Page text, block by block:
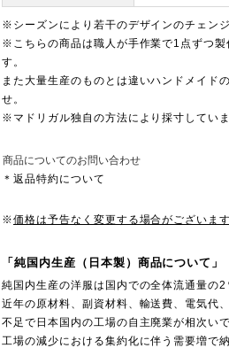
※シーズンにより若干のデザインのチェン
※こちらの商品は職人が手作業で1点ずつ
す。
また大量生産のものとは違いハンドメイド
せ。
※マドリガル独自の方法により採寸してい
商品についてのお問い合わせ
＊返品特約について
※価格は予告なく変更する場合がございます
「純国内生産（日本製）商品について」
純国内生産の洋服は国内での全体流通量の2
近年の原材料、副資材料、輸送費、電気代
不足で日本国内の工場の自主廃業が相次いで
工場の減少における集約化に伴う需要増で